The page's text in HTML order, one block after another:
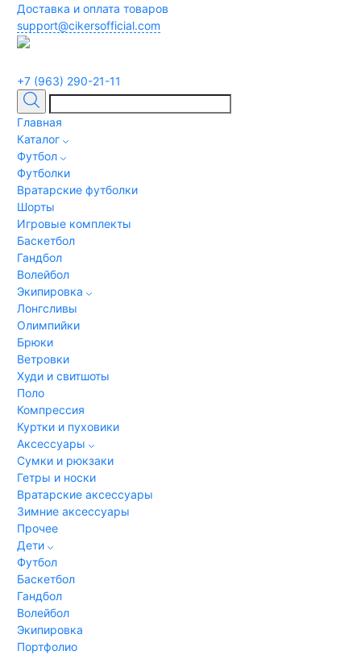
Доставка и оплата товаров
support@cikersofficial.com
+7 (963) 290-21-11
Главная
Каталог
Футбол
Футболки
Вратарские футболки
Шорты
Игровые комплекты
Баскетбол
Гандбол
Волейбол
Экипировка
Лонгсливы
Олимпийки
Брюки
Ветровки
Худи и свитшоты
Поло
Компрессия
Куртки и пуховики
Аксессуары
Сумки и рюкзаки
Гетры и носки
Вратарские аксессуары
Зимние аксессуары
Прочее
Дети
Футбол
Баскетбол
Гандбол
Волейбол
Экипировка
Портфолио